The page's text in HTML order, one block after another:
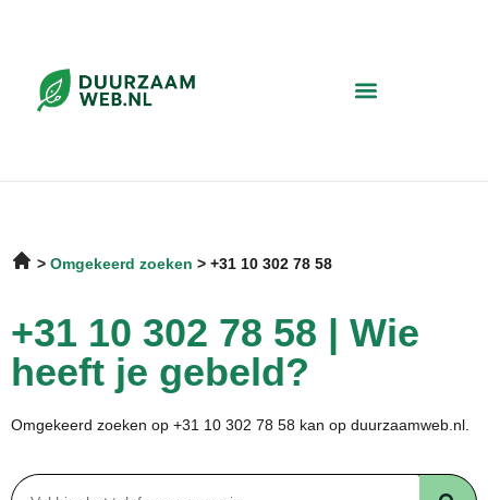
Omgekeerd zoeken +31 10 302 78 58
+31 10 302 78 58 | Wie
heeft je gebeld?
Omgekeerd zoeken op +31 10 302 78 58 kan op duurzaamweb.nl.